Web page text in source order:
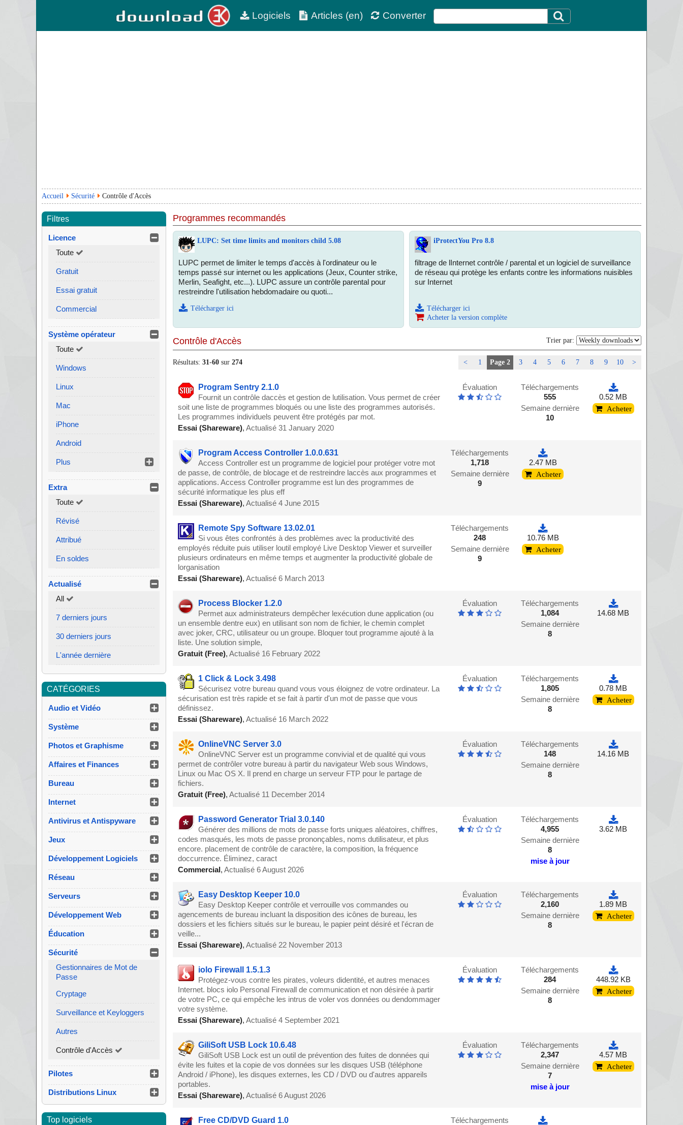
Logiciels Articles (en) Converter
Accueil Sécurité Contrôle d'Accès
Filtres
Licence
Toute
Gratuit
Essai gratuit
Commercial
Système opérateur
Toute
Windows
Linux
Mac
iPhone
Android
Plus
Extra
Toute
Révisé
Attribué
En soldes
Actualisé
All
7 derniers jours
30 derniers jours
L'année dernière
CATÉGORIES
Audio et Vidéo
Système
Photos et Graphisme
Affaires et Finances
Bureau
Internet
Antivirus et Antispyware
Jeux
Développement Logiciels
Réseau
Serveurs
Développement Web
Éducation
Sécurité
Gestionnaires de Mot de
Passe
Cryptage
Surveillance et Keyloggers
Autres
Contrôle d'Accès
Pilotes
Distributions Linux
Top logiciels
Programmes recommandés
LUPC: Set time limits and monitors child 5.08 iProtectYou Pro 8.8
LUPC permet de limiter le temps d'accès à l'ordinateur ou le
temps passé sur internet ou les applications (Jeux, Counter strike,
Merlin, Seafight, etc...). LUPC assure un contrôle parental pour
restreindre l'utilisation hebdomadaire ou quoti...
filtrage de lInternet contrôle / parental et un logiciel de surveillance
de réseau qui protège les enfants contre les informations nuisibles
sur Internet
Télécharger ici
Télécharger ici
Acheter la version complète
Contrôle d'Accès Trier par:
Résultats:31-60 sur274 < 1 Page 2 3 4 5 6 7 8 9 10 >
Program Sentry 2.1.0
Fournit un contrôle daccès et gestion de lutilisation. Vous permet de créer
soit une liste de programmes bloqués ou une liste des programmes autorisés.
Les programmes individuels peuvent être protégés par mot.
Essai (Shareware), Actualisé 31 January 2020
Évaluation
Téléchargements
555
Semaine dernière
10
0.52 MB
Acheter
Program Access Controller 1.0.0.631
Access Controller est un programme de logiciel pour protéger votre mot
de passe, de contrôle, de blocage et de restreindre laccès aux programmes et
applications. Access Controller programme est lun des programmes de
sécurité informatique les plus eff
Essai (Shareware), Actualisé 4 June 2015
Téléchargements
1,718
Semaine dernière
9
2.47 MB
Acheter
Remote Spy Software 13.02.01
Si vous êtes confrontés à des problèmes avec la productivité des
employés réduite puis utiliser loutil employé Live Desktop Viewer et surveiller
plusieurs ordinateurs en même temps et augmenter la productivité globale de
lorganisation
Essai (Shareware), Actualisé 6 March 2013
Téléchargements
248
Semaine dernière
9
10.76 MB
Acheter
Process Blocker 1.2.0
Permet aux administrateurs dempêcher lexécution dune application (ou
un ensemble dentre eux) en utilisant son nom de fichier, le chemin complet
avec joker, CRC, utilisateur ou un groupe. Bloquer tout programme ajouté à la
liste. Une solution simple,
Gratuit (Free), Actualisé 16 February 2022
Évaluation
Téléchargements
1,084
Semaine dernière
8
14.68 MB
1 Click & Lock 3.498
Sécurisez votre bureau quand vous vous éloignez de votre ordinateur. La
sécurisation est très rapide et se fait à partir d'un mot de passe que vous
définissez.
Essai (Shareware), Actualisé 16 March 2022
Évaluation
Téléchargements
1,805
Semaine dernière
8
0.78 MB
Acheter
OnlineVNC Server 3.0
OnlineVNC Server est un programme convivial et de qualité qui vous
permet de contrôler votre bureau à partir du navigateur Web sous Windows,
Linux ou Mac OS X. Il prend en charge un serveur FTP pour le partage de
fichiers.
Gratuit (Free), Actualisé 11 December 2014
Évaluation
Téléchargements
148
Semaine dernière
8
14.16 MB
Password Generator Trial 3.0.140
Générer des millions de mots de passe forts uniques aléatoires, chiffres,
codes masqués, les mots de passe prononçables, noms dutilisateur, et plus
encore. placement de contrôle de caractère, la composition, la fréquence
doccurrence. Éliminez, caract
Commercial, Actualisé 6 August 2026
Évaluation
Téléchargements
4,955
Semaine dernière
8
mise à jour
3.62 MB
Easy Desktop Keeper 10.0
Easy Desktop Keeper contrôle et verrouille vos commandes ou
agencements de bureau incluant la disposition des icônes de bureau, les
dossiers et les fichiers situés sur le bureau, le papier peint désiré et l'écran de
veille...
Essai (Shareware), Actualisé 22 November 2013
Évaluation
Téléchargements
2,160
Semaine dernière
8
1.89 MB
Acheter
iolo Firewall 1.5.1.3
Protégez-vous contre les pirates, voleurs didentité, et autres menaces
Internet. blocs iolo Personal Firewall de communication et non désirée à partir
de votre PC, ce qui empêche les intrus de voler vos données ou dendommager
votre système.
Essai (Shareware), Actualisé 4 September 2021
Évaluation
Téléchargements
284
Semaine dernière
8
448.92 KB
Acheter
GiliSoft USB Lock 10.6.48
GiliSoft USB Lock est un outil de prévention des fuites de données qui
évite les fuites et la copie de vos données sur les disques USB (téléphone
Android / iPhone), les disques externes, les CD / DVD ou d'autres appareils
portables.
Essai (Shareware), Actualisé 6 August 2026
Évaluation
Téléchargements
2,347
Semaine dernière
7
mise à jour
4.57 MB
Acheter
Free CD/DVD Guard 1.0
Téléchargements